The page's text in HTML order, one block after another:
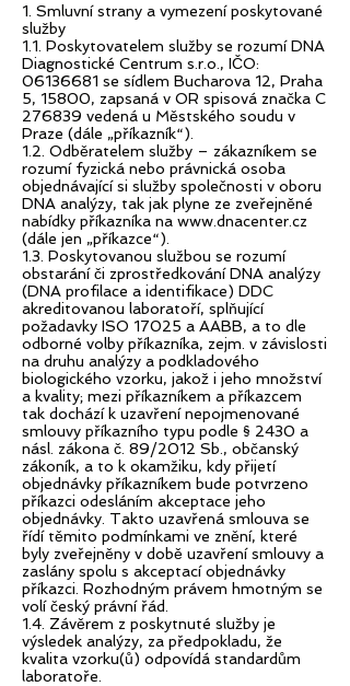
1. Smluvní strany a vymezení poskytované
služby
1.1. Poskytovatelem služby se rozumí DNA
Diagnostické Centrum s.r.o., IČO:
06136681 se sídlem Bucharova 12, Praha
5, 15800, zapsaná v OR spisová značka C
276839 vedená u Městského soudu v
Praze (dále „příkazník“).
1.2. Odběratelem služby – zákazníkem se
rozumí fyzická nebo právnická osoba
objednávající si služby společnosti v oboru
DNA analýzy, tak jak plyne ze zveřejněné
nabídky příkazníka na www.dnacenter.cz
(dále jen „příkazce“).
1.3. Poskytovanou službou se rozumí
obstarání či zprostředkování DNA analýzy
(DNA profilace a identifikace) DDC
akreditovanou laboratoří, splňující
požadavky ISO 17025 a AABB, a to dle
odborné volby příkazníka, zejm. v závislosti
na druhu analýzy a podkladového
biologického vzorku, jakož i jeho množství
a kvality; mezi příkazníkem a příkazcem
tak dochází k uzavření nepojmenované
smlouvy příkazního typu podle § 2430 a
násl. zákona č. 89/2012 Sb., občanský
zákoník, a to k okamžiku, kdy přijetí
objednávky příkazníkem bude potvrzeno
příkazci odesláním akceptace jeho
objednávky. Takto uzavřená smlouva se
řídí těmito podmínkami ve znění, které
byly zveřejněny v době uzavření smlouvy a
zaslány spolu s akceptací objednávky
příkazci. Rozhodným právem hmotným se
volí český právní řád.
1.4. Závěrem z poskytnuté služby je
výsledek analýzy, za předpokladu, že
kvalita vzorku(ů) odpovídá standardům
laboratoře.